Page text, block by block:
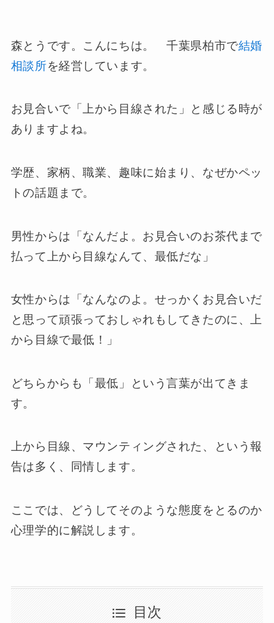
森とうです。こんにちは。 千葉県柏市で結婚
相談所を経営しています。
お見合いで「上から目線された」と感じる時が
ありますよね。
学歴、家柄、職業、趣味に始まり、なぜかペッ
トの話題まで。
男性からは「なんだよ。お見合いのお茶代まで
払って上から目線なんて、最低だな」
女性からは「なんなのよ。せっかくお見合いだ
と思って頑張っておしゃれもしてきたのに、上
から目線で最低！」
どちらからも「最低」という言葉が出てきま
す。
上から目線、マウンティングされた、という報
告は多く、同情します。
ここでは、どうしてそのような態度をとるのか
心理学的に解説します。
目次